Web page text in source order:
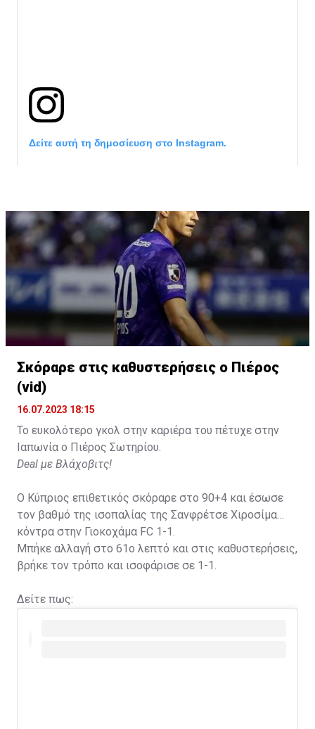
Δείτε αυτή τη δημοσίευση στο Instagram.
Σκόραρε στις καθυστερήσεις ο Πιέρος
(vid)
16.07.2023 18:15
Το ευκολότερο γκολ στην καριέρα του πέτυχε στην
Ιαπωνία ο Πιέρος Σωτηρίου.
Deal με Βλάχοβιτς!
Ο Κύπριος επιθετικός σκόραρε στο 90+4 και έσωσε
τον βαθμό της ισοπαλίας της Σανφρέτσε Χιροσίμα
κόντρα στην Γιοκοχάμα FC 1-1.
Μπήκε αλλαγή στο 61ο λεπτό και στις καθυστερήσεις,
βρήκε τον τρόπο και ισοφάρισε σε 1-1.
Δείτε πως: